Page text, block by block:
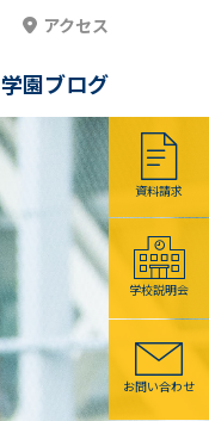
アクセス
学園ブログ
資料請求
学校説明会
お問い合わせ